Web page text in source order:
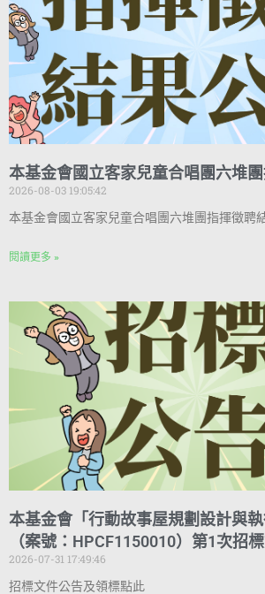
本基金會國立客家兒童合唱團六堆
2026-08-03 19:05:42
本基金會國立客家兒童合唱團六堆團指揮徵聘
閱讀更多 »
本基金會「行動故事屋規劃設計與
（案號：HPCF1150010）第1次招
2026-07-31 17:49:46
招標文件公告及領標點此